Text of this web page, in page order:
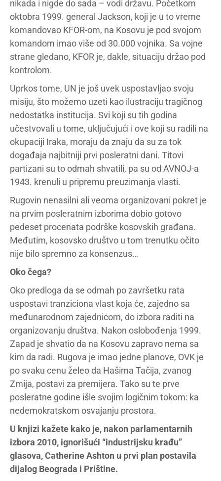
nikada i nigde do sada – vodi državu. Početkom
oktobra 1999. general Jackson, koji je u to vreme
komandovao KFOR-om, na Kosovu je pod svojom
komandom imao više od 30.000 vojnika. Sa vojne
strane gledano, KFOR je, dakle, situaciju držao pod
kontrolom.
Uprkos tome, UN je još uvek uspostavljao svoju
misiju, što možemo uzeti kao ilustraciju tragičnog
nedostatka institucija. Svi koji su tih godina
učestvovali u tome, uključujući i ove koji su radili na
okupaciji Iraka, moraju da znaju da su za tok
događaja najbitniji prvi posleratni dani. Titovi
partizani su to odmah shvatili, pa su od AVNOJ-a
1943. krenuli u pripremu preuzimanja vlasti.
Rugovin nenasilni ali veoma organizovani pokret je
na prvim posleratnim izborima dobio gotovo
pedeset procenata podrške kosovskih građana.
Međutim, kosovsko društvo u tom trenutku očito
nije bilo spremno za konsenzus…
Oko čega?
Oko predloga da se odmah po završetku rata
uspostavi tranziciona vlast koja će, zajedno sa
međunarodnom zajednicom, do izbora raditi na
organizovanju društva. Nakon oslobođenja 1999.
Zapad je shvatio da na Kosovu zapravo nema sa
kim da radi. Rugova je imao jedne planove, OVK je
po svaku cenu želeo da Hašima Tačija, zvanog
Zmija, postavi za premijera. Tako su te prve
posleratne godine išle svojim logičnim tokom: ka
nedemokratskom osvajanju prostora.
U knjizi kažete kako je, nakon parlamentarnih
izbora 2010, ignorišući “industrijsku krađu”
glasova, Catherine Ashton u prvi plan postavila
dijalog Beograda i Prištine.